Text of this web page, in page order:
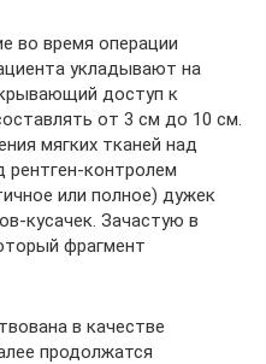
во время операции
укладывают на
доступ к
от 3 см до 10 см.
мягких тканей над
контролем
или полное) дужек
кусачек. Зачастую в
фрагмент
в качестве
продолжатся